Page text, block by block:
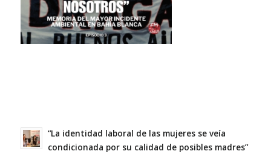
“La identidad laboral de las mujeres se veía
condicionada por su calidad de posibles madres”